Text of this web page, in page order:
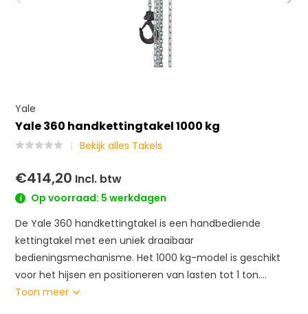
Yale
Yale 360 handkettingtakel 1000 kg
Bekijk alles Takels
€414,20 Incl. btw
Op voorraad: 5 werkdagen
De Yale 360 handkettingtakel is een handbediende
kettingtakel met een uniek draaibaar
bedieningsmechanisme. Het 1000 kg-model is geschikt
voor het hijsen en positioneren van lasten tot 1 ton....
Toon meer